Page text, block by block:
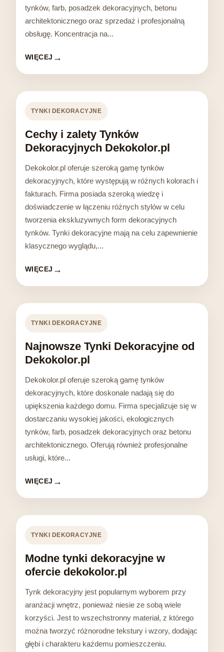
tynków, farb, posadzek dekoracyjnych, betonu
architektonicznego oraz sprzedaż i profesjonalną
obsługę. Koncentracja na...
WIĘCEJ
TYNKI DEKORACYJNE
Cechy i zalety Tynków
Dekoracyjnych Dekokolor.pl
Dekokolor.pl oferuje szeroką gamę tynków
dekoracyjnych, które występują w różnych kolorach i
fakturach. Firma posiada szeroką wiedzę i
doświadczenie w łączeniu różnych stylów w celu
tworzenia ekskluzywnych form dekoracyjnych
tynków. Tynki dekoracyjne mają na celu zapewnienie
klasycznego wyglądu,...
WIĘCEJ
TYNKI DEKORACYJNE
Najnowsze Tynki Dekoracyjne od
Dekokolor.pl
Dekokolor.pl oferuje szeroką gamę tynków
dekoracyjnych, które doskonale nadają się do
upiększenia każdego domu. Firma specjalizuje się w
dostarczaniu wysokiej jakości, ekologicznych
tynków, farb, posadzek dekoracyjnych oraz betonu
architektonicznego. Oferują również profesjonalne
usługi, które...
WIĘCEJ
TYNKI DEKORACYJNE
Modne tynki dekoracyjne w
ofercie dekokolor.pl
Tynk dekoracyjny jest popularnym wyborem przy
aranżacji wnętrz, ponieważ niesie ze sobą wiele
korzyści. Jest to wszechstronny materiał, z którego
można tworzyć różnorodne tekstury i wzory, dodając
głębi i charakteru każdemu pomieszczeniu.